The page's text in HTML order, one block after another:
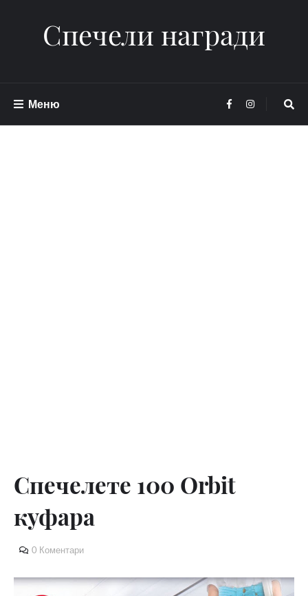
Спечели награди
Меню
Спечелете 100 Orbit
куфара
0 Коментари